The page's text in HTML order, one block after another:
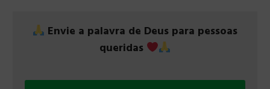
Envie a palavra de Deus para pessoas
queridas